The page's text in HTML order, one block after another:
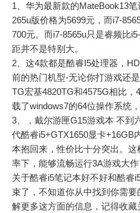
1、华为最新款的MateBook13
265u版价格为5699元，而i7-
700元。而i7-8565u只是睿频比
距并不是特别大。
2、这4款都是酷睿I5处理器，
前的热门机型-无论你打游戏还
TG宏基4820TG和4575G相比
载了windows7的64位操作系统
3、，戴尔游匣G15游戏本 不到
代酷睿i5+GTX1650显卡+16GB
本抱回来，性价比十分突出。
率下，能够流畅运行3A游戏大作
关于酷睿i5笔记本好不好和酷睿
束了，不知道你从中找到你需
解更多这方面的信息，记得收藏